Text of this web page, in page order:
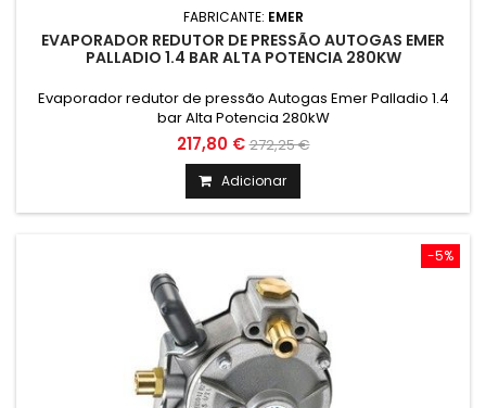
FABRICANTE: EMER
EVAPORADOR REDUTOR DE PRESSÃO AUTOGAS EMER
PALLADIO 1.4 BAR ALTA POTENCIA 280KW
Evaporador redutor de pressão Autogas Emer Palladio 1.4
bar Alta Potencia 280kW
217,80 €272,25 €
Adicionar
-5%